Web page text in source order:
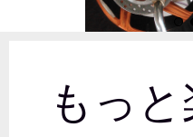
もっ